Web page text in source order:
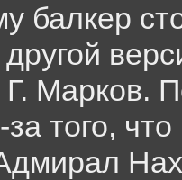
балкер
Марков.
того,